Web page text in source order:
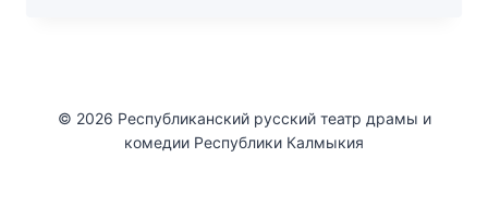
© 2026 Республиканский русский театр драмы и
комедии Республики Калмыкия